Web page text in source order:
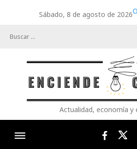
Sábado, 8 de agosto de 2026
Actualidad, economía y
Facebook